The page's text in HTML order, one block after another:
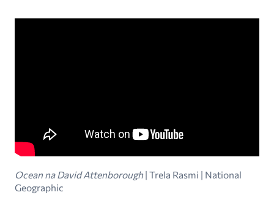
Ocean na David Attenborough| Trela ​​Rasmi | National
Geographic